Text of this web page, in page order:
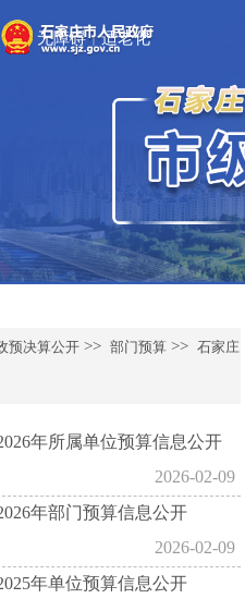
无障碍|适老化
预决算公开 >>部门预算 >>石家庄
年所属单位预算信息公开
2026-02-09
年部门预算信息公开
2026-02-09
年单位预算信息公开